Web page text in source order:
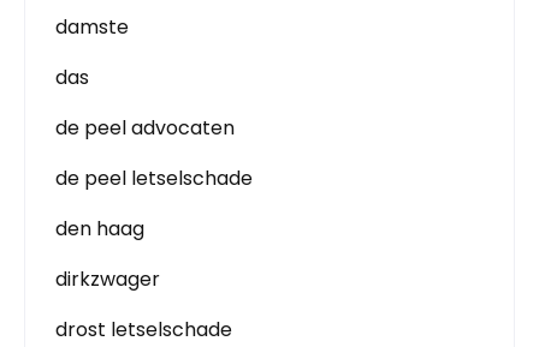
damste
das
de peel advocaten
de peel letselschade
den haag
dirkzwager
drost letselschade